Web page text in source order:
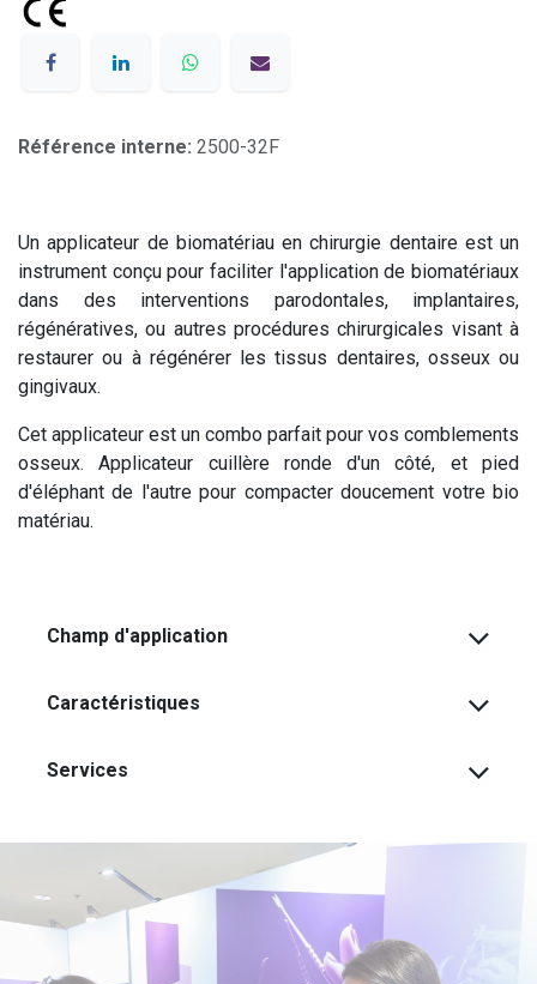
Référence interne: 2500-32F
Un applicateur de biomatériau en chirurgie dentaire est un
instrument conçu pour faciliter l'application de biomatériaux
dans des interventions parodontales, implantaires,
régénératives, ou autres procédures chirurgicales visant à
restaurer ou à régénérer les tissus dentaires, osseux ou
gingivaux.
Cet applicateur est un combo parfait pour vos comblements
osseux. Applicateur cuillère ronde d'un côté, et pied
d'éléphant de l'autre pour compacter doucement votre bio
matériau.
Champ d'application
Caractéristiques
Services